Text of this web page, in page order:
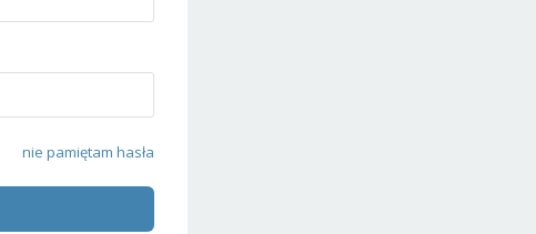
nie pamiętam hasła